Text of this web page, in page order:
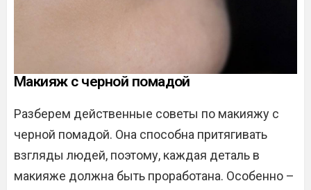
Макияж с черной помадой
Разберем действенные советы по макияжу с
черной помадой. Она способна притягивать
взгляды людей, поэтому, каждая деталь в
макияже должна быть проработана. Особенно –